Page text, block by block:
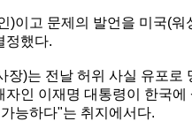
)이고 문제의 발언을 미국(
정했다.
)는 전날 허위 사실 유포로
인 이재명 대통령이 한국
능하다"는 취지에서다.